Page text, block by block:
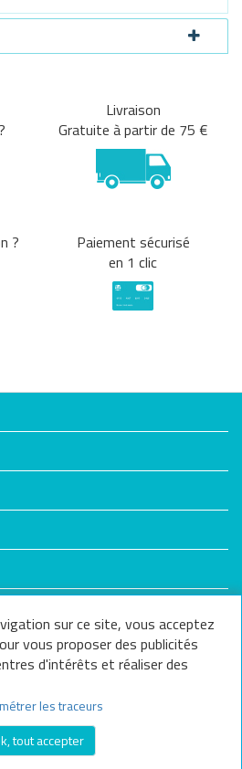
Livraison
Gratuite à partir de 75 €
?
Paiement sécurisé
en 1 clic
sur ce site, vous acceptez
vous proposer des publicités
d'intérêts et réaliser des
les traceurs
tout accepter